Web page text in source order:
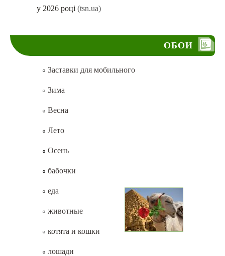
у 2026 році (tsn.ua)
ОБОИ
Заставки для мобильного
Зима
Весна
Лето
Осень
бабочки
еда
животные
котята и кошки
лошади